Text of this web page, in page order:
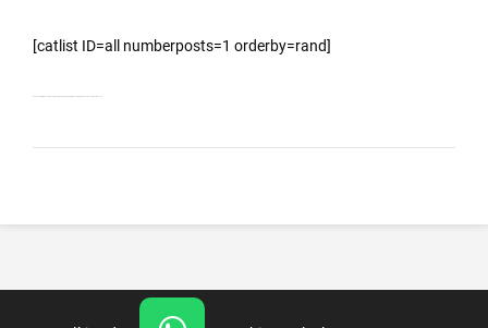
[catlist ID=all numberposts=1 orderby=rand]